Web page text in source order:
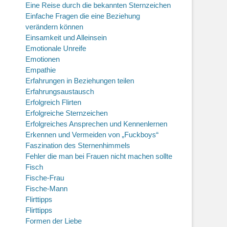
Eine Reise durch die bekannten Sternzeichen
Einfache Fragen die eine Beziehung
verändern können
Einsamkeit und Alleinsein
Emotionale Unreife
Emotionen
Empathie
Erfahrungen in Beziehungen teilen
Erfahrungsaustausch
Erfolgreich Flirten
Erfolgreiche Sternzeichen
Erfolgreiches Ansprechen und Kennenlernen
Erkennen und Vermeiden von „Fuckboys“
Faszination des Sternenhimmels
Fehler die man bei Frauen nicht machen sollte
Fisch
Fische-Frau
Fische-Mann
Flirttipps
Flirttipps
Formen der Liebe